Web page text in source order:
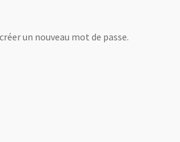
un nouveau mot de passe.